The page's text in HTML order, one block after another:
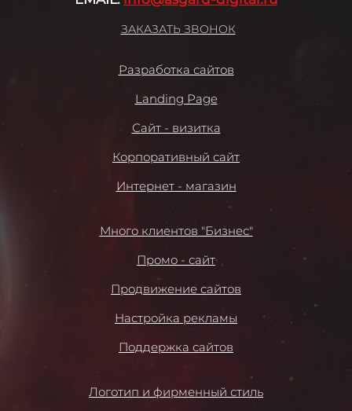
ЗАКАЗАТЬ ЗВОНОК
Разработка сайтов
Landing Page
Сайт - визитка
Корпоративный сайт
Интернет - магазин
Много клиентов "Бизнес"
Промо - сайт
Продвижение сайтов
Настройка рекламы
Поддержка сайтов
Логотип и фирменный стиль